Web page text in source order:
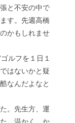
と不安の中で
す。先週高橋
かもしれませ
ルフを１日１
はないかと疑
なんだよなと
。先生方、運